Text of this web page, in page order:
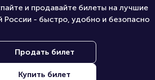
и продавайте билеты на лучшие
России - быстро, удобно и безопасно
Продать билет
Купить билет